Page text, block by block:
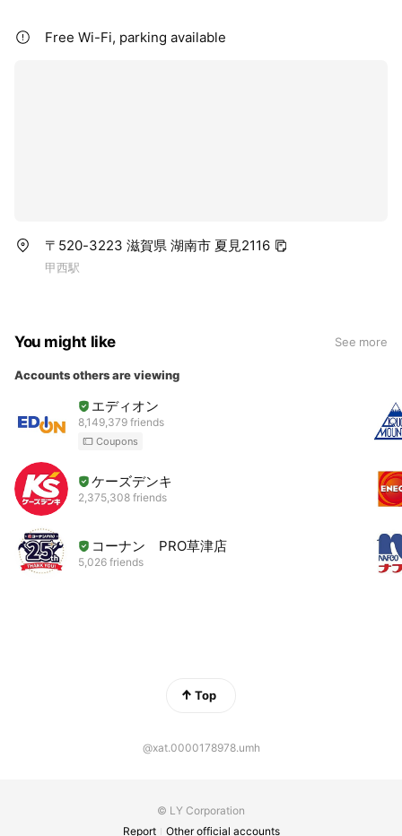
Free Wi-Fi, parking available
〒520-3223 滋賀県 湖南市 夏見2116
甲西駅
You might like See more
Accounts others are viewing
エディオン
8,149,379 friends
Coupons
ケーズデンキ
2,375,308 friends
コーナン PRO草津店
5,026 friends
Top
@xat.0000178978.umh
© LY Corporation
Report
Other official accounts